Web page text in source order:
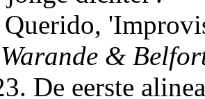
,
&
. De eerste